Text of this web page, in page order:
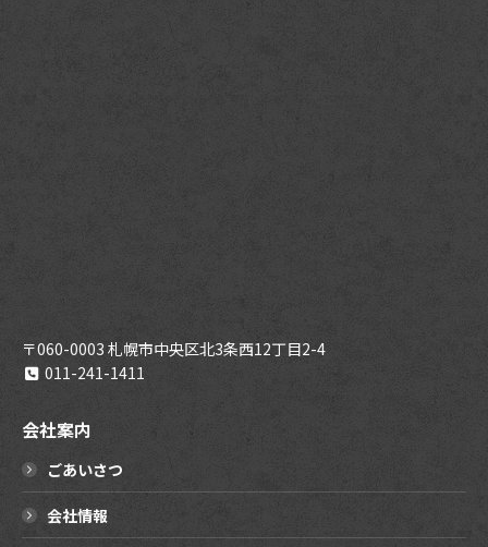
〒060-0003 札幌市中央区北3条西12丁目2-4
011-241-1411
会社案内
ごあいさつ
会社情報